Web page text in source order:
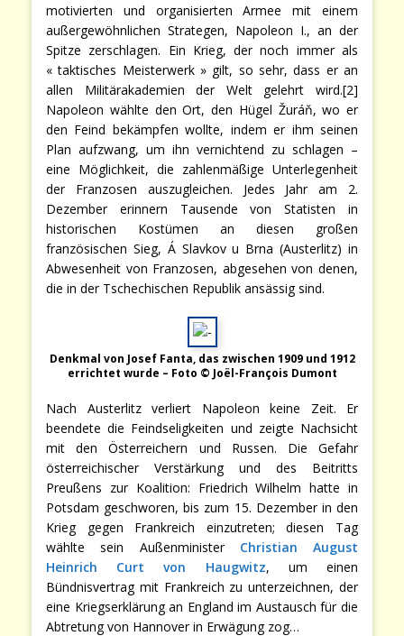
motivierten und organisierten Armee mit einem
außergewöhnlichen Strategen, Napoleon I., an der
Spitze zerschlagen. Ein Krieg, der noch immer als
« taktisches Meisterwerk » gilt, so sehr, dass er an
allen Militärakademien der Welt gelehrt wird.[2]
Napoleon wählte den Ort, den Hügel Žuráň, wo er
den Feind bekämpfen wollte, indem er ihm seinen
Plan aufzwang, um ihn vernichtend zu schlagen –
eine Möglichkeit, die zahlenmäßige Unterlegenheit
der Franzosen auszugleichen. Jedes Jahr am 2.
Dezember erinnern Tausende von Statisten in
historischen Kostümen an diesen großen
französischen Sieg, Á Slavkov u Brna (Austerlitz) in
Abwesenheit von Franzosen, abgesehen von denen,
die in der Tschechischen Republik ansässig sind.
Denkmal von Josef Fanta, das zwischen 1909 und 1912
errichtet wurde – Foto © Joël-François Dumont
Nach Austerlitz verliert Napoleon keine Zeit. Er
beendete die Feindseligkeiten und zeigte Nachsicht
mit den Österreichern und Russen. Die Gefahr
österreichischer Verstärkung und des Beitritts
Preußens zur Koalition: Friedrich Wilhelm hatte in
Potsdam geschworen, bis zum 15. Dezember in den
Krieg gegen Frankreich einzutreten; diesen Tag
wählte sein Außenminister Christian August
Heinrich Curt von Haugwitz, um einen
Bündnisvertrag mit Frankreich zu unterzeichnen, der
eine Kriegserklärung an England im Austausch für die
Abtretung von Hannover in Erwägung zog…